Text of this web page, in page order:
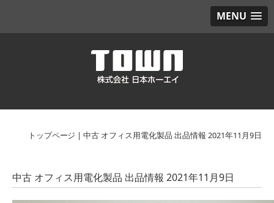
MENU
トップページ |中古 オフィス用電化製品 出品情報 2021年11月9日
中古 オフィス用電化製品 出品情報 2021年11月9日